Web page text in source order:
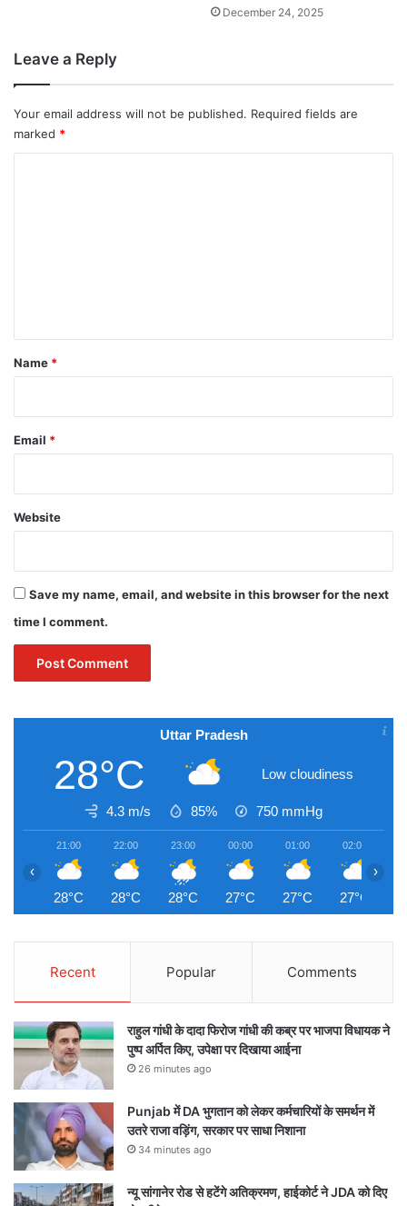
December 24, 2025
Leave a Reply
Your email address will not be published. Required fields are
marked *
*
Name *
Email *
Website
Save my name, email, and website in this browser for the next
time I comment.
Uttar Pradesh
28°C Low cloudiness
4.3 m/s 85% 750 mmHg
21:00
28°C
22:00
28°C
23:00
28°C
00:00
27°C
01:00
27°C
02:00
27°C
‹ ›
Recent Popular Comments
राहुल गांधी के दादा फिरोज गांधी की कब्र पर भाजपा विधायक ने
पुष्प अर्पित किए, उपेक्षा पर दिखाया आईना
26 minutes ago
Punjab में DA भुगतान को लेकर कर्मचारियों के समर्थन में
उतरे राजा वड़िंग, सरकार पर साधा निशाना
34 minutes ago
न्यू सांगानेर रोड से हटेंगे अतिक्रमण, हाईकोर्ट ने JDA को दिए